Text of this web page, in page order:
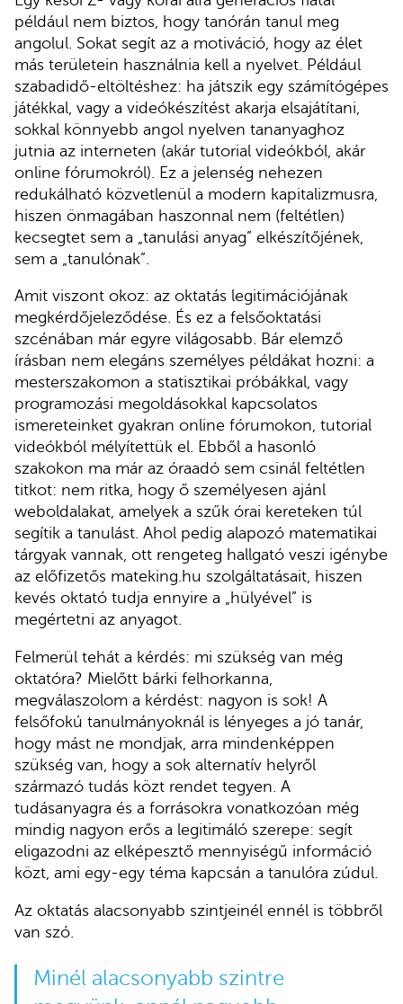
például nem biztos, hogy tanórán tanul meg
angolul. Sokat segít az a motiváció, hogy az élet
más területein használnia kell a nyelvet. Például
szabadidő-eltöltéshez: ha játszik egy számítógépes
játékkal, vagy a videókészítést akarja elsajátítani,
sokkal könnyebb angol nyelven tananyaghoz
jutnia az interneten (akár tutorial videókból, akár
online fórumokról). Ez a jelenség nehezen
redukálható közvetlenül a modern kapitalizmusra,
hiszen önmagában haszonnal nem (feltétlen)
kecsegtet sem a „tanulási anyag” elkészítőjének,
sem a „tanulónak”.
Amit viszont okoz: az oktatás legitimációjának
megkérdőjeleződése. És ez a felsőoktatási
szcénában már egyre világosabb. Bár elemző
írásban nem elegáns személyes példákat hozni: a
mesterszakomon a statisztikai próbákkal, vagy
programozási megoldásokkal kapcsolatos
ismereteinket gyakran online fórumokon, tutorial
videókból mélyítettük el. Ebből a hasonló
szakokon ma már az óraadó sem csinál feltétlen
titkot: nem ritka, hogy ő személyesen ajánl
weboldalakat, amelyek a szűk órai kereteken túl
segítik a tanulást. Ahol pedig alapozó matematikai
tárgyak vannak, ott rengeteg hallgató veszi igénybe
az előfizetős mateking.hu szolgáltatásait, hiszen
kevés oktató tudja ennyire a „hülyével” is
megértetni az anyagot.
Felmerül tehát a kérdés: mi szükség van még
oktatóra? Mielőtt bárki felhorkanna,
megválaszolom a kérdést: nagyon is sok! A
felsőfokú tanulmányoknál is lényeges a jó tanár,
hogy mást ne mondjak, arra mindenképpen
szükség van, hogy a sok alternatív helyről
származó tudás közt rendet tegyen. A
tudásanyagra és a forrásokra vonatkozóan még
mindig nagyon erős a legitimáló szerepe: segít
eligazodni az elképesztő mennyiségű információ
közt, ami egy-egy téma kapcsán a tanulóra zúdul.
Az oktatás alacsonyabb szintjeinél ennél is többről
van szó.
Minél alacsonyabb szintre